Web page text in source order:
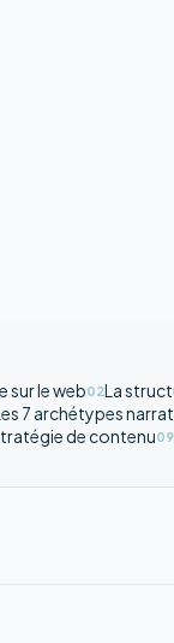
le web02La
7 archétypes
de contenu09